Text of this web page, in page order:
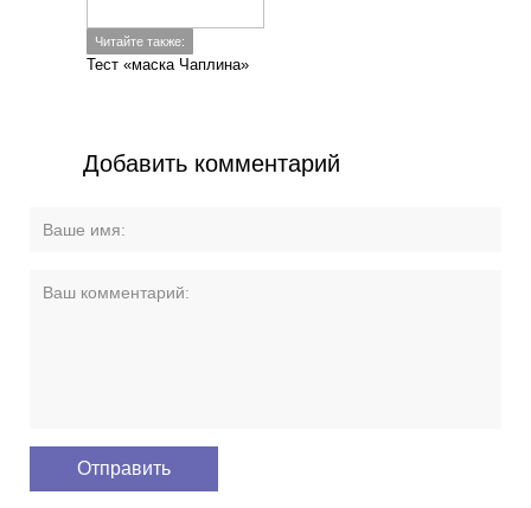
Читайте также:
Тест «маска Чаплина»
Добавить комментарий